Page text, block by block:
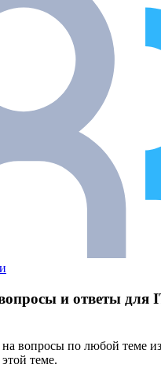
и ответы для
вопросы по любой теме
теме.